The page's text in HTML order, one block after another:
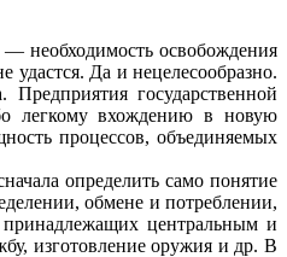
— необходимость освобождения
удастся. Да и нецелесообразно.
государственной
легкому вхождению в новую
процессов, объединяемых
определить само понятие
обмене и потреблении,
принадле­жащих центральным и
изготовление оружия и др. В